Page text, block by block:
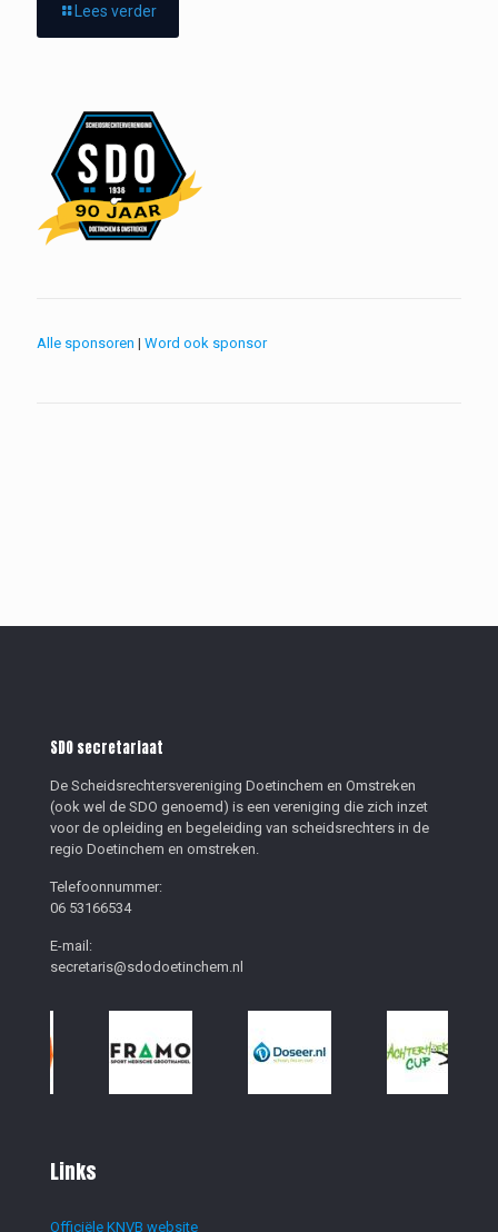
Lees verder
Alle sponsoren | Word ook sponsor
SDO secretariaat
De Scheidsrechtersvereniging Doetinchem en Omstreken
(ook wel de SDO genoemd) is een vereniging die zich inzet
voor de opleiding en begeleiding van scheidsrechters in de
regio Doetinchem en omstreken.
Telefoonnummer:
06 53166534
E-mail:
secretaris@sdodoetinchem.nl
Links
Officiële KNVB website